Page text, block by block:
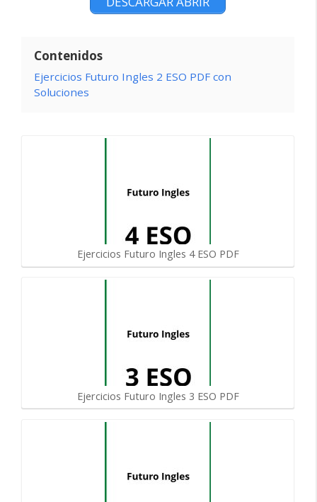
Contenidos
Ejercicios Futuro Ingles 2 ESO PDF con
Soluciones
Ejercicios Futuro Ingles 4 ESO PDF
Ejercicios Futuro Ingles 3 ESO PDF